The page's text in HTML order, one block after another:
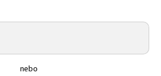
nebo